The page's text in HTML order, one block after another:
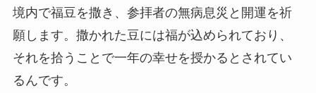
境内で福豆を撒き、参拝者の無病息災と開運を祈
願します。撒かれた豆には福が込められており、
それを拾うことで一年の幸せを授かるとされてい
るんです。